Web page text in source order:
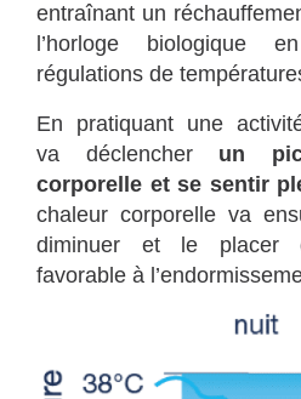
entraînant un
l’horloge biologique
régulations de
En pratiquant une
va déclencher un
corporelle et se sentir
chaleur corporelle va
diminuer et le placer
favorable à